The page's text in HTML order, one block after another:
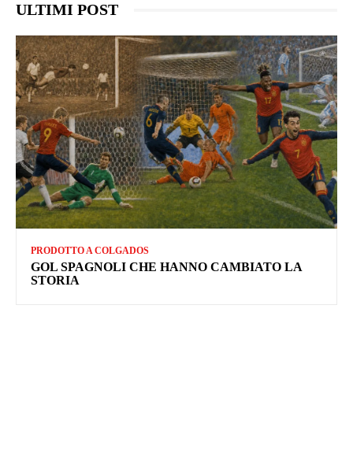
ULTIMI POST
PRODOTTO A COLGADOS
GOL SPAGNOLI CHE HANNO CAMBIATO LA
STORIA